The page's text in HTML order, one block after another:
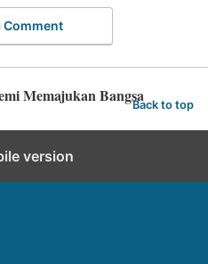
Comment
Memajukan BangsaBack to top
version